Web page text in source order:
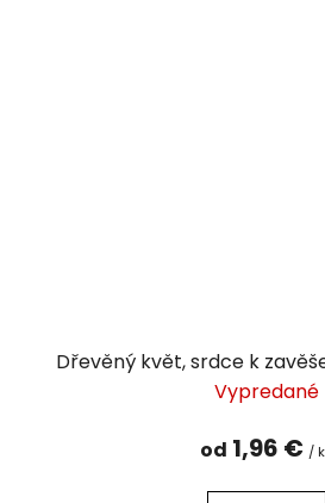
Dřevěný květ, srdce k
Vypredané
od 1,96 € /